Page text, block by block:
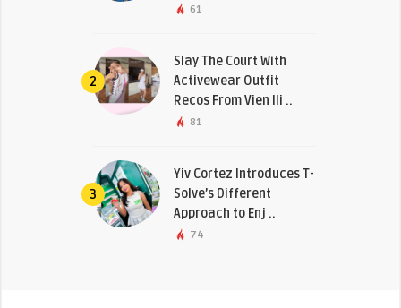
61
2
Slay The Court With
Activewear Outfit
Recos From Vien Ili ..
81
3
Yiv Cortez Introduces T-
Solve’s Different
Approach to Enj ..
74